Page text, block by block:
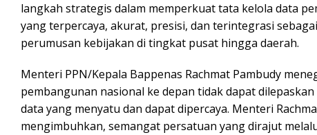
langkah strategis dalam memperkuat tata kelola data
yang terpercaya, akurat, presisi, dan terintegrasi
perumusan kebijakan di tingkat pusat hingga daerah.
Menteri PPN/Kepala Bappenas Rachmat Pambudy
pembangunan nasional ke depan tidak dapat
data yang menyatu dan dapat dipercaya. Menteri
mengimbuhkan, semangat persatuan yang dirajut